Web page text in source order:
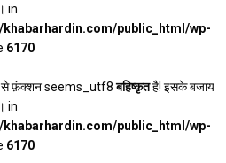
in
public_html/wp-
6170
से फ़ंक्शन seems_utf8बहिष्कृतहै! इसके बजाय
in
public_html/wp-
6170